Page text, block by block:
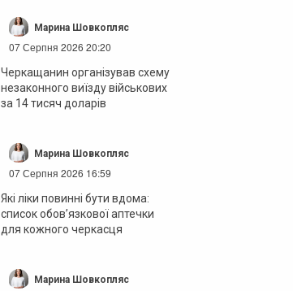
Марина Шовкопляс
07 Серпня 2026 20:20
Черкащанин організував схему
незаконного виїзду військових
за 14 тисяч доларів
Марина Шовкопляс
07 Серпня 2026 16:59
Які ліки повинні бути вдома:
список обов’язкової аптечки
для кожного черкасця
Марина Шовкопляс